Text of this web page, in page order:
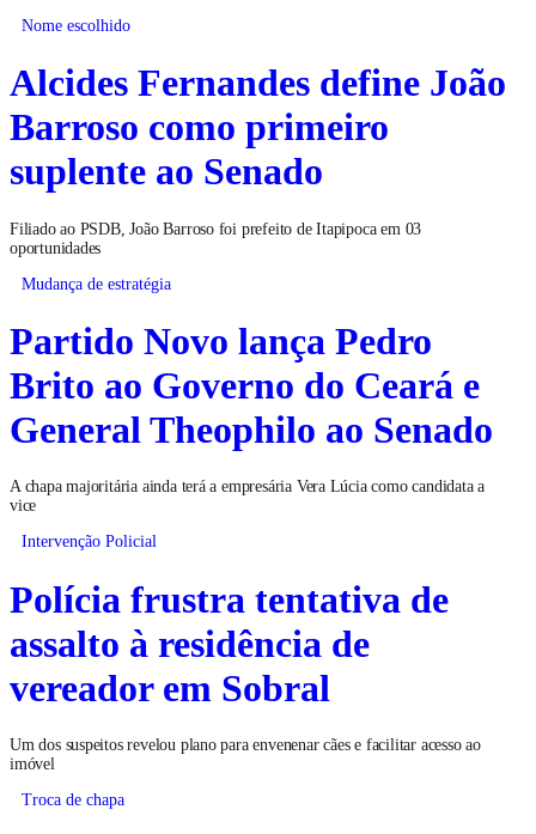
Nome escolhido
Alcides Fernandes define João
Barroso como primeiro
suplente ao Senado
Filiado ao PSDB, João Barroso foi prefeito de Itapipoca em 03
oportunidades
Mudança de estratégia
Partido Novo lança Pedro
Brito ao Governo do Ceará e
General Theophilo ao Senado
A chapa majoritária ainda terá a empresária Vera Lúcia como candidata a
vice
Intervenção Policial
Polícia frustra tentativa de
assalto à residência de
vereador em Sobral
Um dos suspeitos revelou plano para envenenar cães e facilitar acesso ao
imóvel
Troca de chapa